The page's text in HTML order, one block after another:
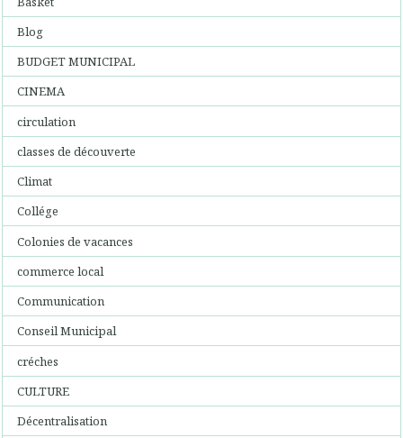
Blog
BUDGET MUNICIPAL
CINEMA
circulation
classes de découverte
Climat
Collége
Colonies de vacances
commerce local
Communication
Conseil Municipal
créches
CULTURE
Décentralisation